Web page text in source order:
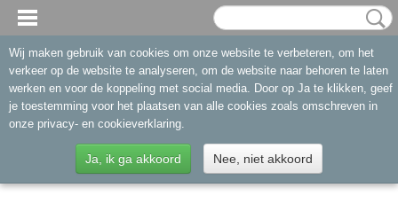
Wij maken gebruik van cookies om onze website te verbeteren, om het
verkeer op de website te analyseren, om de website naar behoren te laten
werken en voor de koppeling met social media. Door op Ja te klikken, geef
je toestemming voor het plaatsen van alle cookies zoals omschreven in
onze privacy- en cookieverklaring.
Ja, ik ga akkoord Nee, niet akkoord